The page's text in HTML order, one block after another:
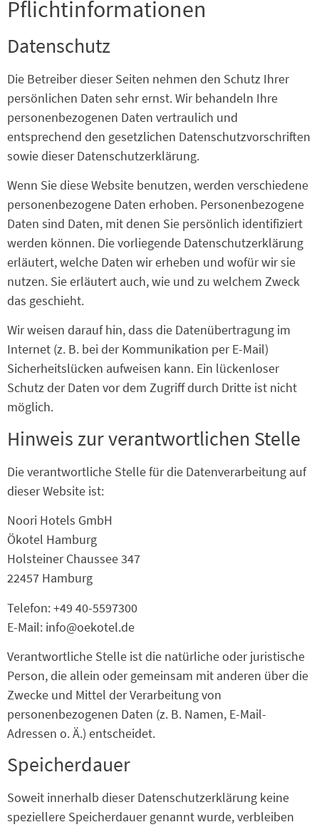
Pflicht­informationen
Datenschutz
Die Betreiber dieser Seiten nehmen den Schutz Ihrer
persönlichen Daten sehr ernst. Wir behandeln Ihre
personenbezogenen Daten vertraulich und
entsprechend den gesetzlichen Datenschutzvorschriften
sowie dieser Datenschutzerklärung.
Wenn Sie diese Website benutzen, werden verschiedene
personenbezogene Daten erhoben. Personenbezogene
Daten sind Daten, mit denen Sie persönlich identifiziert
werden können. Die vorliegende Datenschutzerklärung
erläutert, welche Daten wir erheben und wofür wir sie
nutzen. Sie erläutert auch, wie und zu welchem Zweck
das geschieht.
Wir weisen darauf hin, dass die Datenübertragung im
Internet (z. B. bei der Kommunikation per E-Mail)
Sicherheitslücken aufweisen kann. Ein lückenloser
Schutz der Daten vor dem Zugriff durch Dritte ist nicht
möglich.
Hinweis zur verantwortlichen Stelle
Die verantwortliche Stelle für die Datenverarbeitung auf
dieser Website ist:
Noori Hotels GmbH
Ökotel Hamburg
Holsteiner Chaussee 347
22457 Hamburg
Telefon: +49 40-5597300
E-Mail: info@oekotel.de
Verantwortliche Stelle ist die natürliche oder juristische
Person, die allein oder gemeinsam mit anderen über die
Zwecke und Mittel der Verarbeitung von
personenbezogenen Daten (z. B. Namen, E-Mail-
Adressen o. Ä.) entscheidet.
Speicherdauer
Soweit innerhalb dieser Datenschutzerklärung keine
speziellere Speicherdauer genannt wurde, verbleiben